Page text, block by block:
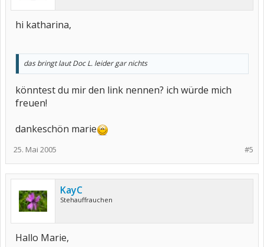
hi katharina,
das bringt laut Doc L. leider gar nichts
könntest du mir den link nennen? ich würde mich
freuen!
dankeschön marie
#5
25. Mai 2005
KayC
Stehauffrauchen
Hallo Marie,